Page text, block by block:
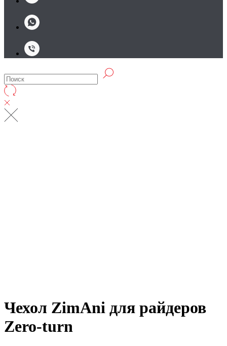
Чехол ZimAni для райдеров
Zero-turn